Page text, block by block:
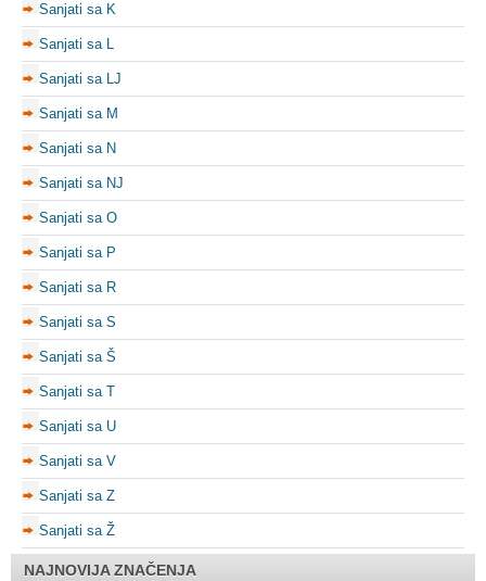
Sanjati sa K
Sanjati sa L
Sanjati sa LJ
Sanjati sa M
Sanjati sa N
Sanjati sa NJ
Sanjati sa O
Sanjati sa P
Sanjati sa R
Sanjati sa S
Sanjati sa Š
Sanjati sa T
Sanjati sa U
Sanjati sa V
Sanjati sa Z
Sanjati sa Ž
NAJNOVIJA ZNAČENJA